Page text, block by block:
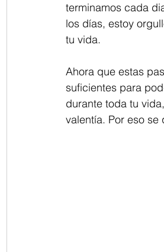
terminamos cada
los días, estoy
tu vida.
Ahora que estas
suficientes para
durante toda tu
valentía. Por eso